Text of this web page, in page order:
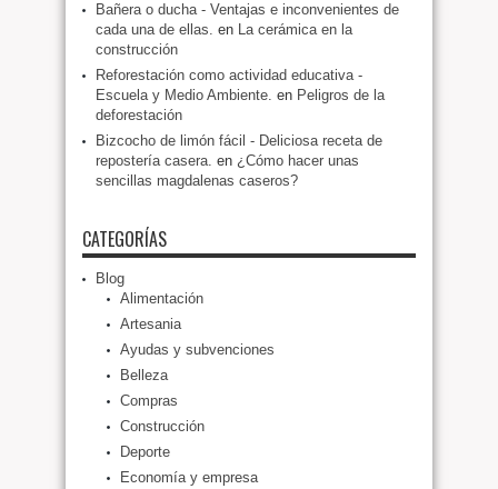
Bañera o ducha - Ventajas e inconvenientes de
cada una de ellas. en La cerámica en la
construcción
Reforestación como actividad educativa -
Escuela y Medio Ambiente. en Peligros de la
deforestación
Bizcocho de limón fácil - Deliciosa receta de
repostería casera. en ¿Cómo hacer unas
sencillas magdalenas caseros?
CATEGORÍAS
Blog
Alimentación
Artesania
Ayudas y subvenciones
Belleza
Compras
Construcción
Deporte
Economía y empresa